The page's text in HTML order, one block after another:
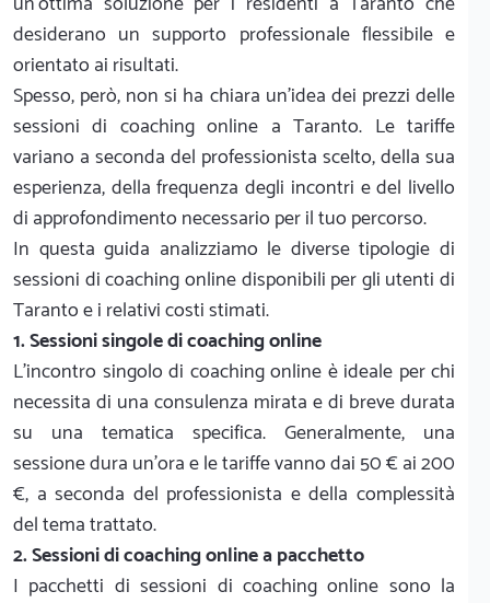
desiderano un supporto professionale flessibile e
orientato ai risultati.
Spesso, però, non si ha chiara un'idea dei prezzi delle
sessioni di coaching online a Taranto. Le tariffe
variano a seconda del professionista scelto, della sua
esperienza, della frequenza degli incontri e del livello
di approfondimento necessario per il tuo percorso.
In questa guida analizziamo le diverse tipologie di
sessioni di coaching online disponibili per gli utenti di
Taranto e i relativi costi stimati.
1. Sessioni singole di coaching online
L'incontro singolo di coaching online è ideale per chi
necessita di una consulenza mirata e di breve durata
su una tematica specifica. Generalmente, una
sessione dura un'ora e le tariffe vanno dai 50 € ai 200
€, a seconda del professionista e della complessità
del tema trattato.
2. Sessioni di coaching online a pacchetto
I pacchetti di sessioni di coaching online sono la